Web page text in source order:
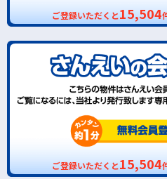
ご登録いただくと15,504
ご登録いただくと15,504